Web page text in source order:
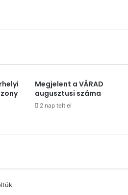
Megjelent a VÁRAD
augusztusi száma
2 nap telt el